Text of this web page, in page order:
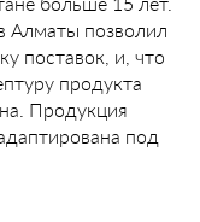
Алматы позволил
поставок, и, что
продукта
Продукция
под